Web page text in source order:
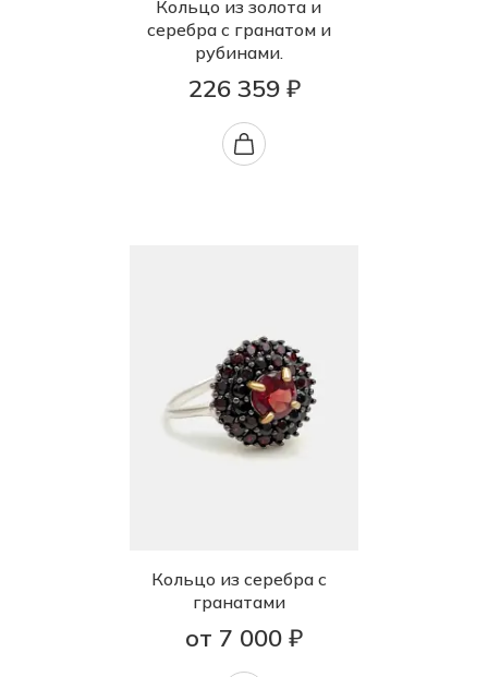
Кольцо из золота и
серебра с гранатом и
рубинами.
226 359 ₽
Кольцо из серебра с
гранатами
от 7 000 ₽